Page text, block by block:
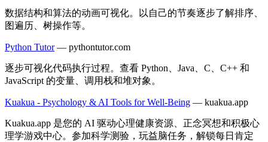
数据结构和算法的动画可视化。以自己的节奏逐步了解排序、
图遍历、树操作等。
Python Tutor — pythontutor.com
逐步可视化代码执行过程。查看 Python、Java、C、C++ 和
JavaScript 的变量、调用栈和堆对象。
Kuakua - Psychology & AI Tools for Well-Being — kuakua.app
Kuakua.app 是您的 AI 驱动心理健康资源、正念冥想和积极心
理学游戏中心。参加科学测验，玩益脑任务，解锁每日肯定